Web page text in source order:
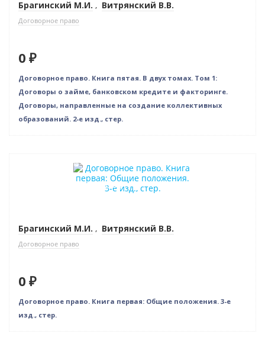
Брагинский М.И. , Витрянский В.В.
Договорное право
0 ₽
Договорное право. Книга пятая. В двух томах. Том 1:
Договоры о займе, банковском кредите и факторинге.
Договоры, направленные на создание коллективных
образований. 2-е изд., стер.
Нет в наличии
Индивидуальный подход
Брагинский М.И. , Витрянский В.В.
Договорное право
0 ₽
Договорное право. Книга первая: Общие положения. 3-е
изд., стер.